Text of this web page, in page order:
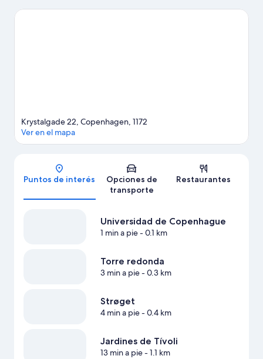
visitar Torvehallerne y Strøget. No te pierdas Jardines de Tívoli.
Mapa
Krystalgade 22, Copenhagen, 1172
Ver en el mapa
Puntos de interés
Opciones de
transporte
Restaurantes
Universidad de Copenhague
1 min a pie- 0.1 km
Torre redonda
3 min a pie- 0.3 km
Strøget
4 min a pie- 0.4 km
Jardines de Tívoli
13 min a pie- 1.1 km